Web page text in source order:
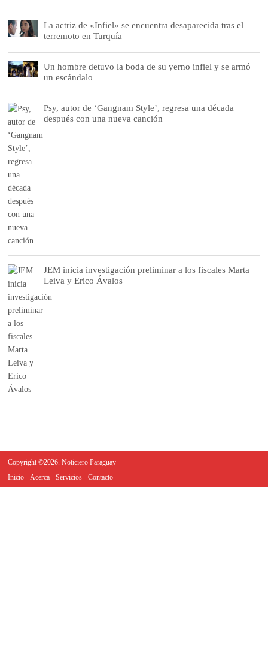
La actriz de «Infiel» se encuentra desaparecida tras el
terremoto en Turquía
Un hombre detuvo la boda de su yerno infiel y se armó
un escándalo
Psy, autor de ‘Gangnam Style’, regresa una década
después con una nueva canción
JEM inicia investigación preliminar a los fiscales Marta
Leiva y Erico Ávalos
Copyright ©2026. Noticiero Paraguay
Inicio
Acerca Servicios Contacto